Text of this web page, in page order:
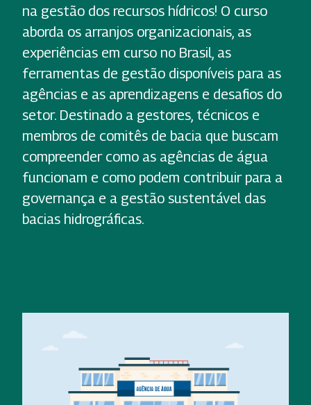
na gestão dos recursos hídricos! O curso
aborda os arranjos organizacionais, as
experiências em curso no Brasil, as
ferramentas de gestão disponíveis para as
agências e as aprendizagens e desafios do
setor. Destinado a gestores, técnicos e
membros de comitês de bacia que buscam
compreender como as agências de água
funcionam e como podem contribuir para a
governança e a gestão sustentável das
bacias hidrográficas.